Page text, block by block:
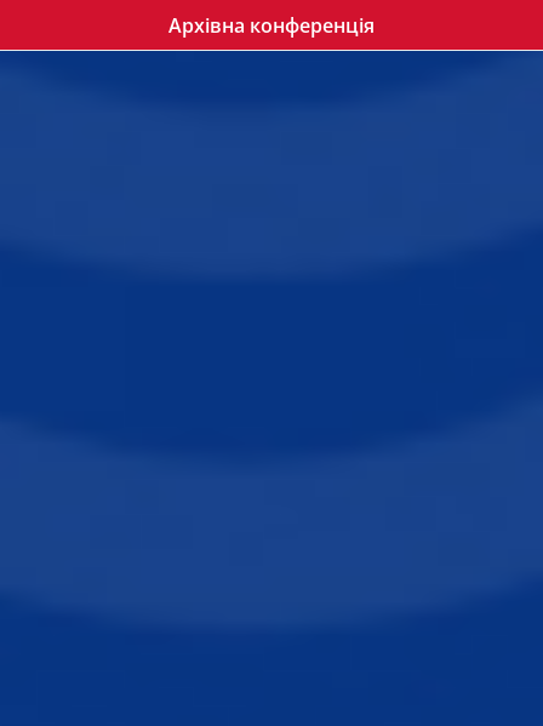
Архівна конференція